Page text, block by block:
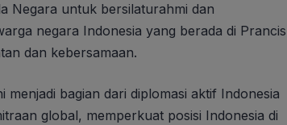
Negara untuk bersilaturahmi dan
negara Indonesia yang berada di Prancis
dan kebersamaan.
menjadi bagian dari diplomasi aktif Indonesia
global, memperkuat posisi Indonesia di